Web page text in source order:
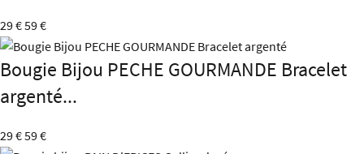
29 €59 €
Bougie Bijou PECHE GOURMANDE Bracelet
argenté...
29 €59 €